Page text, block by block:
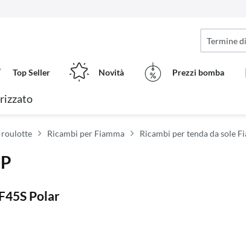
Top Seller Novità Prezzi bomba
roulotte Ricambi per Fiamma Ricambi per tenda da sole
Polar